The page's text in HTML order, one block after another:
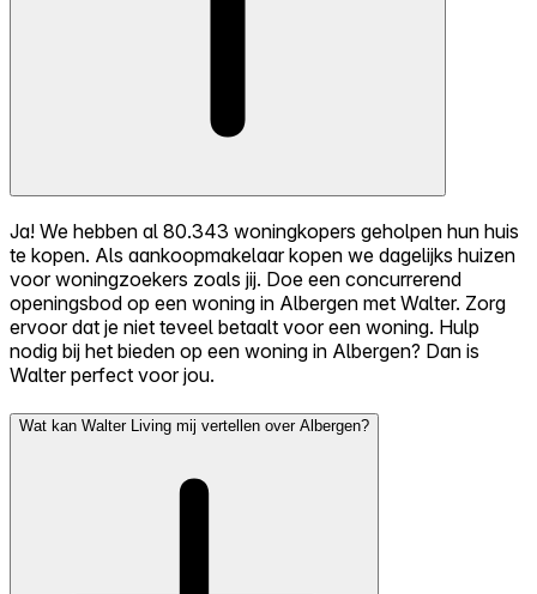
Ja! We hebben al 80.343 woningkopers geholpen hun huis
te kopen. Als aankoopmakelaar kopen we dagelijks huizen
voor woningzoekers zoals jij. Doe een concurrerend
openingsbod op een woning in Albergen met Walter. Zorg
ervoor dat je niet teveel betaalt voor een woning. Hulp
nodig bij het bieden op een woning in Albergen? Dan is
Walter perfect voor jou.
Wat kan Walter Living mij vertellen over Albergen?